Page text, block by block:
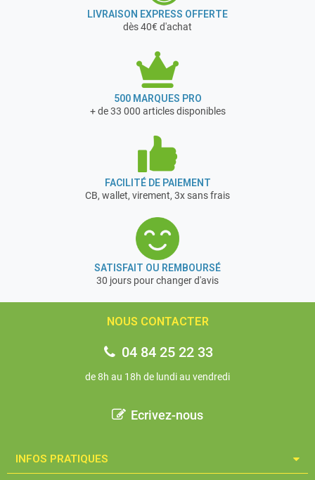
LIVRAISON EXPRESS OFFERTE
dès 40€ d'achat
500 MARQUES PRO
+ de 33 000 articles disponibles
FACILITÉ DE PAIEMENT
CB, wallet, virement, 3x sans frais
SATISFAIT OU REMBOURSÉ
30 jours pour changer d'avis
NOUS CONTACTER
04 84 25 22 33
de 8h au 18h de lundi au vendredi
Ecrivez-nous
INFOS PRATIQUES​